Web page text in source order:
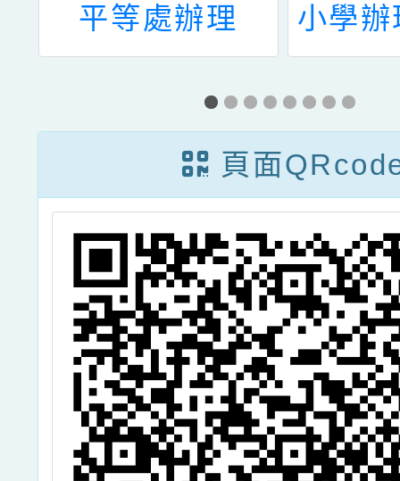
平等處辦理
「112年性平觀
察家養成挑戰有
獎徵答」社會組
個人競賽活動辦
法一案，請踴躍
參加並協助宣
傳，請查照。
小學
能研
應體
頁面